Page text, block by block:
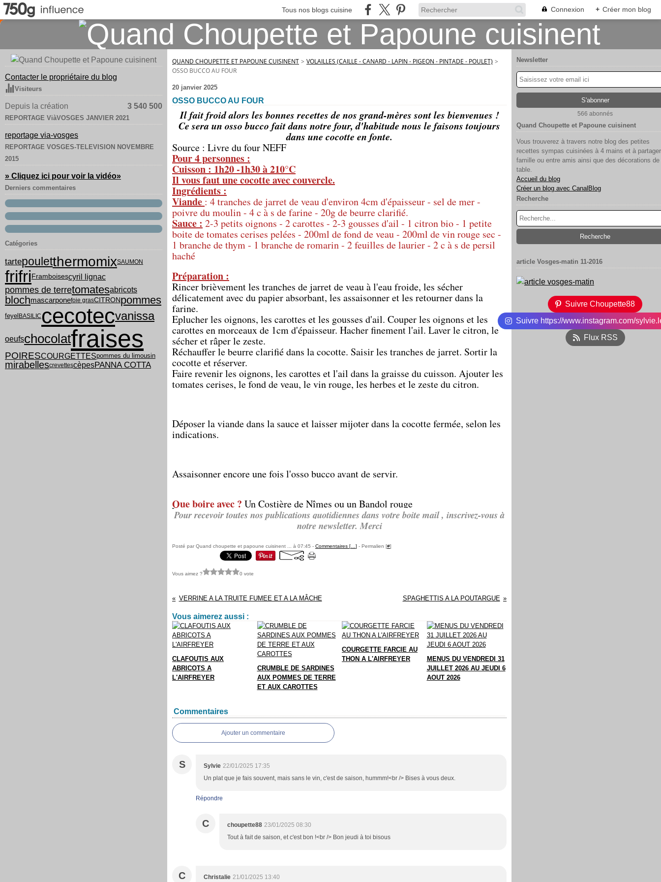
Tous nos blogs cuisine Connexion + Créer mon blog
Contacter le propriétaire du blog
Visiteurs
Depuis la création 3 540 500
REPORTAGE ViàVOSGES JANVIER 2021
reportage via-vosges
REPORTAGE VOSGES-TELEVISION NOVEMBRE
2015
» Cliquez ici pour voir la vidéo»
Derniers commentaires
Catégories
tartepouletthermomixSAUMON
frifri Framboisescyril lignac
pommes de terretomatesabricots
blochmascarponefoie grasCITRON pommes
feyelBASILIC cecotecvanissa
oeufschocolatfraises
POIRESCOURGETTESpommes du limousin
mirabellescrevettescèpesPANNA COTTA
QUAND CHOUPETTE ET PAPOUNE CUISINENT > VOLAILLES (CAILLE - CANARD - LAPIN - PIGEON - PINTADE - POULET) >
OSSO BUCCO AU FOUR
20 janvier 2025
OSSO BUCCO AU FOUR
Il fait froid alors les bonnes recettes de nos grand-mères sont les bienvenues !
Ce sera un osso bucco fait dans notre four, d'habitude nous le faisons toujours
dans une cocotte en fonte.
Source : Livre du four NEFF
Pour 4 personnes :
Cuisson : 1h20 -1h30 à 210°C
Il vous faut une cocotte avec couvercle.
Ingrédients :
Viande : 4 tranches de jarret de veau d'environ 4cm d'épaisseur - sel de mer -
poivre du moulin - 4 c à s de farine - 20g de beurre clarifié.
Sauce : 2-3 petits oignons - 2 carottes - 2-3 gousses d'ail - 1 citron bio - 1 petite
boite de tomates cerises pelées - 200ml de fond de veau - 200ml de vin rouge sec -
1 branche de thym - 1 branche de romarin - 2 feuilles de laurier - 2 c à s de persil
haché
Préparation :
Rincer brièvement les tranches de jarret de veau à l'eau froide, les sécher
délicatement avec du papier absorbant, les assaisonner et les retourner dans la
farine.
Eplucher les oignons, les carottes et les gousses d'ail. Couper les oignons et les
carottes en morceaux de 1cm d'épaisseur. Hacher finement l'ail. Laver le citron, le
sécher et râper le zeste.
Réchauffer le beurre clarifié dans la cocotte. Saisir les tranches de jarret. Sortir la
cocotte et réserver.
Faire revenir les oignons, les carottes et l'ail dans la graisse du cuisson. Ajouter les
tomates cerises, le fond de veau, le vin rouge, les herbes et le zeste du citron.
Déposer la viande dans la sauce et laisser mijoter dans la cocotte fermée, selon les
indications.
Assaisonner encore une fois l'osso bucco avant de servir.
Que boire avec ? Un Costière de Nîmes ou un Bandol rouge
Pour recevoir toutes nos publications quotidiennes dans votre boite mail , inscrivez-vous à
notre newsletter. Merci
Posté par Quand choupette et papoune cuisinent ... à 07:45 - Commentaires [ ] - Permalien [#]
Vous aimez ? 0 vote
VERRINE A LA TRUITE FUMEE ET A LA MÂCHE SPAGHETTIS A LA POUTARGUE
Vous aimerez aussi :
CLAFOUTIS AUX
ABRICOTS A
L'AIRFREYER
CRUMBLE DE SARDINES
AUX POMMES DE TERRE
ET AUX CAROTTES
COURGETTE FARCIE AU
THON A L'AIRFREYER
MENUS DU VENDREDI 31
JUILLET 2026 AU JEUDI 6
AOUT 2026
Commentaires
Ajouter un commentaire
S Sylvie 22/01/2025 17:35
Un plat que je fais souvent, mais sans le vin, c'est de saison, hummm!<br /> Bises à vous deux.
Répondre
C choupette88 23/01/2025 08:30
Tout à fait de saison, et c'est bon !<br /> Bon jeudi à toi bisous
C Christalie 21/01/2025 13:40
Newsletter
566 abonnés
Quand Choupette et Papoune cuisinent
Vous trouverez à travers notre blog des petites
recettes sympas cuisinées à 4 mains et à
famille ou entre amis ainsi que des décorations de
table.
Accueil du blog
Créer un blog avec CanalBlog
Recherche
article Vosges-matin 11-2016
Suivre Choupette88
Suivre https://www.instagram.com/
Flux RSS